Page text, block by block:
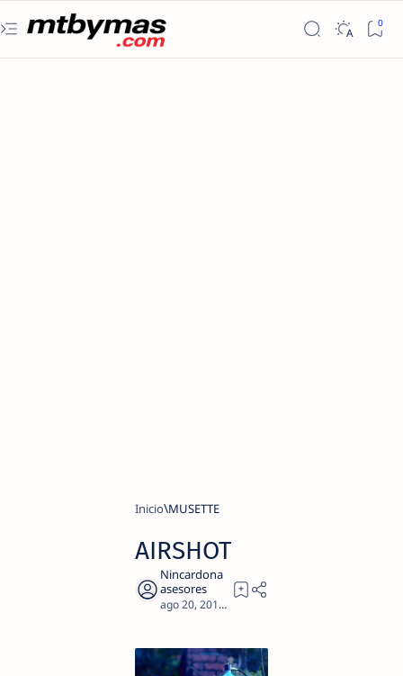
Inicio MUSETTE
AIRSHOT